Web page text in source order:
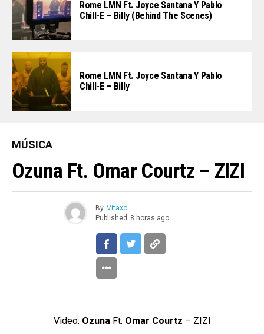
Rome LMN Ft. Joyce Santana Y Pablo
Chill-E – Billy (Behind The Scenes)
Rome LMN Ft. Joyce Santana Y Pablo
Chill-E – Billy
MÚSICA
Ozuna Ft. Omar Courtz – ZIZI
By Vitaxo
Published 8 horas ago
Video: Ozuna Ft. Omar Courtz – ZIZI